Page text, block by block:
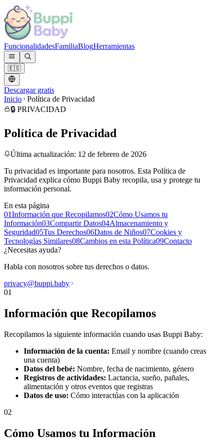
FuncionalidadesFamiliaBlogHerramientas
🇪🇸
Descargar gratis
Inicio
Política de Privacidad
🔒 PRIVACIDAD
Política de Privacidad
Última actualización: 12 de febrero de 2026
Tu privacidad es importante para nosotros. Esta Política de
Privacidad explica cómo Buppi Baby recopila, usa y protege tu
información personal.
En esta página
01Información que Recopilamos02Cómo Usamos tu
Información03Compartir Datos04Almacenamiento y
Seguridad05Tus Derechos06Datos de Niños07Cookies y
Tecnologías Similares08Cambios en esta Política09Contacto
¿Necesitas ayuda?
Habla con nosotros sobre tus derechos o datos.
privacy@buppi.baby
01
Información que Recopilamos
Recopilamos la siguiente información cuando usas Buppi Baby:
Información de la cuenta: Email y nombre (cuando creas
una cuenta)
Datos del bebé: Nombre, fecha de nacimiento, género
Registros de actividades: Lactancia, sueño, pañales,
alimentación y otros eventos que registras
Datos de uso: Cómo interactúas con la aplicación
02
Cómo Usamos tu Información